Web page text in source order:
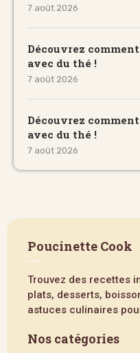
7 août 2026
Découvrez
avec du thé !
7 août 2026
Découvrez
avec du thé !
7 août 2026
Poucinette Cook
Trouvez des recettes
plats, desserts,
astuces culinaires
Nos catégories